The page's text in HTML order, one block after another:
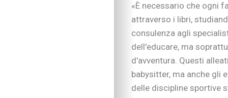
IN EVIDENZA
Figli in crescita
Adolescenza
Figli con bisogni
Neonati e prima
«È necessario che ogni
attraverso i libri,
consulenza agli
dell'educare, ma
d'avventura. Questi
babysitter, ma anche gli
delle discipline sportive